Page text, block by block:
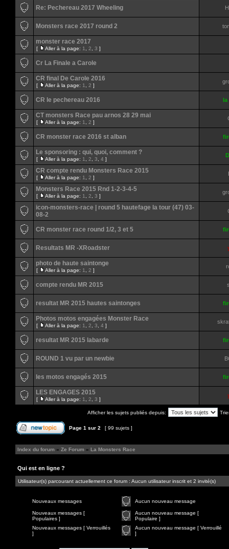
Re: Pechereau 2017 Wheeling
Monsters race 2017 round 2
monster race 2017
[ Aller à la page: 1 2 3 ]
Cr La Finale a Carole
CR final De Carole 2016
[ Aller à la page: 1 2 ]
CR le pechereau 2016 la
CT monsters Race pau arnos 28 29 mai
[ Aller à la page: 1 2 ]
CR monster race 2016 st alban
Le sponsoring : qui, quoi, comment ?
[ Aller à la page: 1 2 3 4 ]
CR compte rendu Monsters Race 2015
[ Aller à la page: 1 2 ]
Monsters Race 2015 Rnd 1-2-3-4-5
[ Aller à la page: 1 2 3 ]
icon-monsters-race | round 5 hautefage la tour (47) 03-
08-2
CR monster race round 1/2, 3 et 5
Resultats MR -XRoadster
photo de haute saintonge
[ Aller à la page: 1 2 ]
compte rendu MR 2015
resultat MR 2015 hautes saintonges
Photos motos engagées Monster Race
[ Aller à la page: 1 2 3 4 ]
resultat MR 2015 labarde
ROUND 1 vu par un newbie
les motos engagés 2015
LES ENGAGES 2015
[ Aller à la page: 1 2 3 ]
Afficher les sujets publiés depuis:
Page 1 sur 2 [ 99 sujets ]
Index du forum » Ze Forum » La Monsters Race
Qui est en ligne ?
Utilisateur(s) parcourant actuellement ce forum : Aucun utilisateur inscrit et 2 invité(s)
Nouveaux messages Aucun nouveau message
Nouveaux messages [
Populaires ]
Aucun nouveau message [
Populaire ]
Nouveaux messages [ Verrouillés
]
Aucun nouveau message [ Verrouillé
]